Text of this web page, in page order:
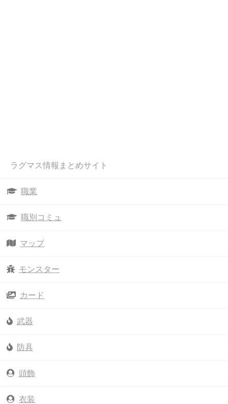
ラグマス情報まとめサイト
職業
職別コミュ
マップ
モンスター
カード
武器
防具
頭飾
衣装